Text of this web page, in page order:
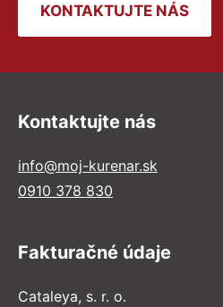
KONTAKTUJTE NÁS
Kontaktujte nás
info@moj-kurenar.sk
0910 378 830
Fakturačné údaje
Cataleya, s. r. o.